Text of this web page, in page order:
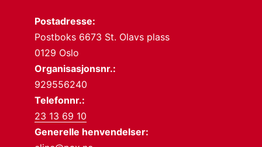
Postadresse:
Postboks 6673 St. Olavs plass
0129 Oslo
Organisasjonsnr.:
929556240
Telefonnr.:
23 13 69 10
Generelle henvendelser: